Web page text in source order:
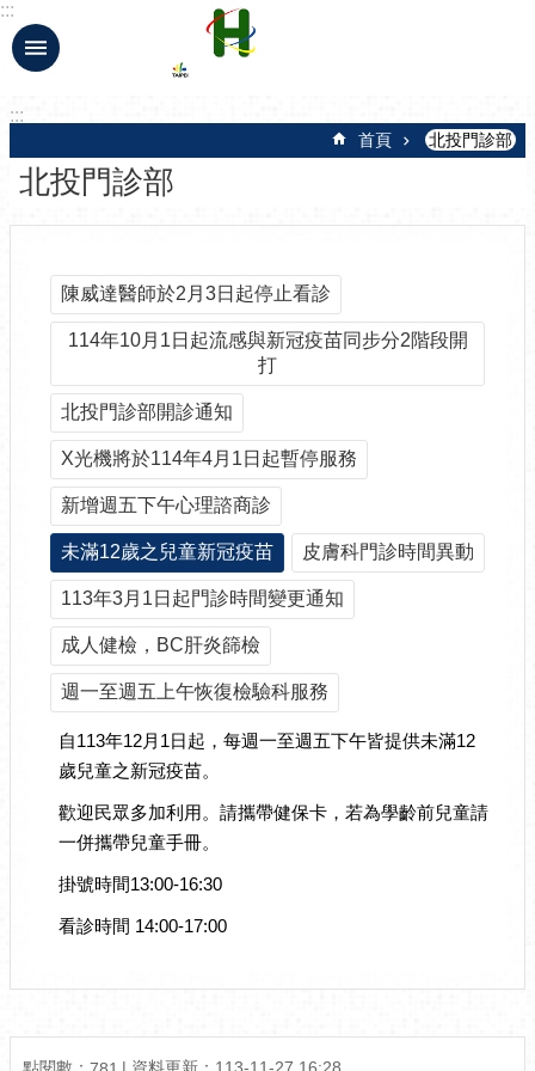
跳到主要內容區塊
:::
:::
首頁 北投門診部
北投門診部
陳威達醫師於2月3日起停止看診
114年10月1日起流感與新冠疫苗同步分2階段開
打
北投門診部開診通知
X光機將於114年4月1日起暫停服務
新增週五下午心理諮商診
未滿12歲之兒童新冠疫苗 皮膚科門診時間異動
113年3月1日起門診時間變更通知
成人健檢，BC肝炎篩檢
週一至週五上午恢復檢驗科服務
自113年12月1日起，每週一至週五下午皆提供未滿12
歲兒童之新冠疫苗。
歡迎民眾多加利用。請攜帶健保卡，若為學齡前兒童請
一併攜帶兒童手冊。
掛號時間13:00-16:30
看診時間 14:00-17:00
點閱數： 資料更新： 113-11-27 16:28